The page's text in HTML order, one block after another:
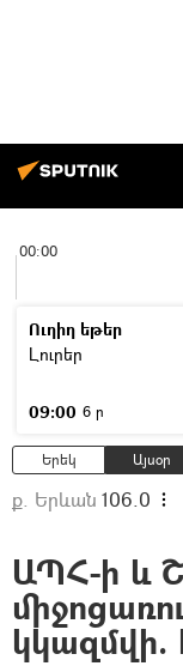
00:00
Ուղիղ եթեր
Լուրեր
09:00 6 ր
Երեկ Այսօր
ք. Երևան 106.0
ԱՊՀ-ի և
կկազմվի.